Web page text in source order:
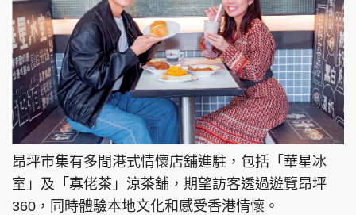
昂坪市集有多間港式情懷店舖進駐，包括「華星冰
室」及「寡佬茶」涼茶舖，期望訪客透過遊覽昂坪
360，同時體驗本地文化和感受香港情懷。